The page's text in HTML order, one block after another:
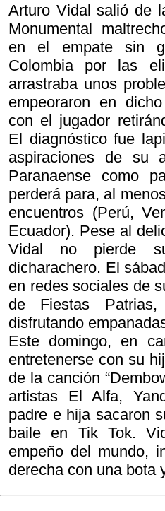
Arturo Vidal salió de
Monumental
en el empate sin
Colombia por las
arrastraba unos
empeoraron en
con el jugador
El diagnóstico fue
aspiraciones de su
Paranaense como
perderá para, al
encuentros (Perú,
Ecuador). Pese al
Vidal no pierde
dicharachero. El
en redes sociales de
de Fiestas
disfrutando
Este domingo, en
entretenerse con su
de la canción
artistas El Alfa,
padre e hija sacaron
baile en Tik Tok.
empeño del mundo,
derecha con una bota